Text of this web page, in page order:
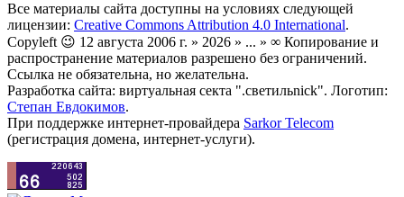
Все материалы сайта доступны на условиях следующей
лицензии: Creative Commons Attribution 4.0 International.
Copyleft 😉 12 августа 2006 г. » 2026 » ... » ∞ Копирование и
распространение материалов разрешено без ограничений.
Ссылка не обязательна, но желательна.
Разработка сайта: виртуальная секта ".светильnick". Логотип:
Степан Евдокимов.
При поддержке интернет-провайдера Sarkor Telecom
(регистрация домена, интернет-услуги).